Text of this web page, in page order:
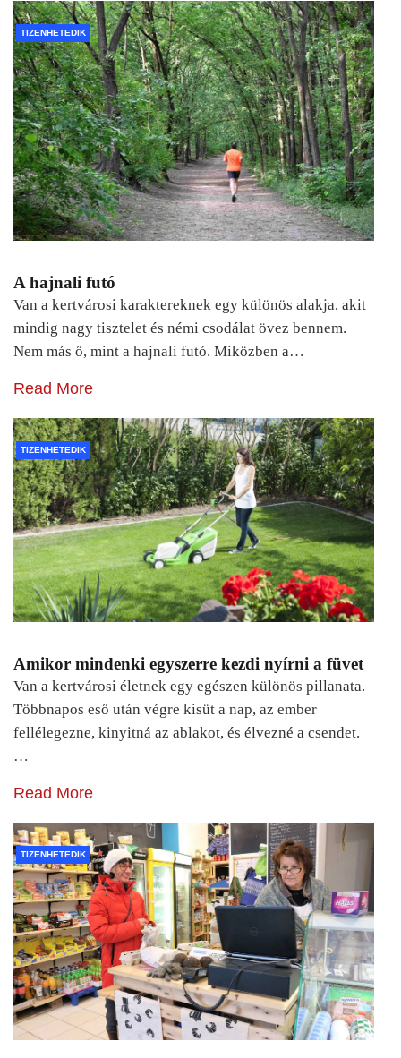
TIZENHETEDIK
A hajnali futó
Van a kertvárosi karaktereknek egy különös alakja, akit
mindig nagy tisztelet és némi csodálat övez bennem.
Nem más ő, mint a hajnali futó. Miközben a…
Read More
TIZENHETEDIK
Amikor mindenki egyszerre kezdi nyírni a füvet
Van a kertvárosi életnek egy egészen különös pillanata.
Többnapos eső után végre kisüt a nap, az ember
fellélegezne, kinyitná az ablakot, és élvezné a csendet.
…
Read More
TIZENHETEDIK